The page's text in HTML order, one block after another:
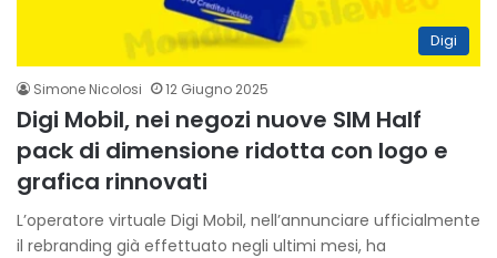
Digi
Simone Nicolosi 12 Giugno 2025
Digi Mobil, nei negozi nuove SIM Half
pack di dimensione ridotta con logo e
grafica rinnovati
L’operatore virtuale Digi Mobil, nell’annunciare ufficialmente
il rebranding già effettuato negli ultimi mesi, ha